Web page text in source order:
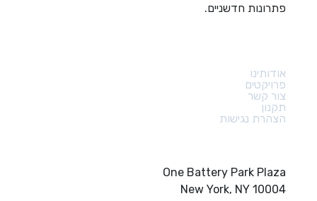
פתרונות חדשניים.
אודותינו
פרויקטים
צור קשר
תקנון
הצהרת נגישות
One Battery Park Plaza
New York, NY 10004